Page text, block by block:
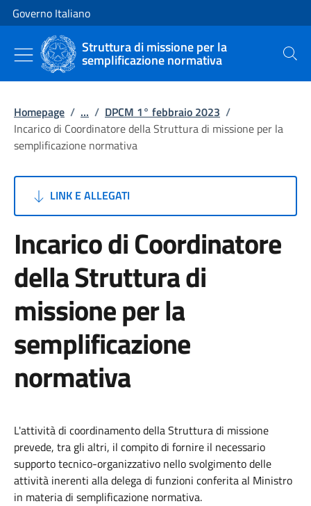
Vai al contenuto
Vai alla navigazione del sito
Governo Italiano
Struttura di missione per la
semplificazione normativa Cerca
Homepage / ... / DPCM 1° febbraio 2023 /
Incarico di Coordinatore della Struttura di missione per la
semplificazione normativa
LINK E ALLEGATI
Incarico di Coordinatore
della Struttura di
missione per la
semplificazione
normativa
L'attività di coordinamento della Struttura di missione
prevede, tra gli altri, il compito di fornire il necessario
supporto tecnico-organizzativo nello svolgimento delle
attività inerenti alla delega di funzioni conferita al Ministro
in materia di semplificazione normativa.